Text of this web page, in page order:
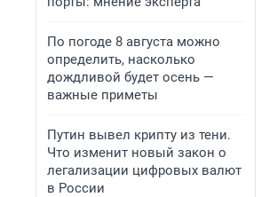
По погоде 8 августа можно
определить, насколько
дождливой будет осень —
важные приметы
Путин вывел крипту из тени.
Что изменит новый закон о
легализации цифровых валют
в России